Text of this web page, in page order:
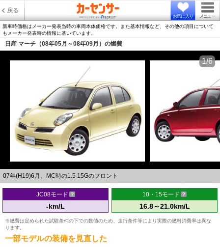
戻る
お気に入り メニュー
新車時価格はメーカー発表当時の車両本体価格です。また基本情報など、その他の項目について
もメーカー発表時の情報に基いています。
日産 マーチ（08年05月～08年09月）の燃費
07年(H19)6月、MC時の1.5 15Gのフロント
1/6
JC08モード
-km/L
10・15モード
16.8～21.0km/L
※燃費は定められた試験条件の下での数値のため、走行条件等により実際の燃料消費率は異な
ります。
一部モデルの装備を見直した